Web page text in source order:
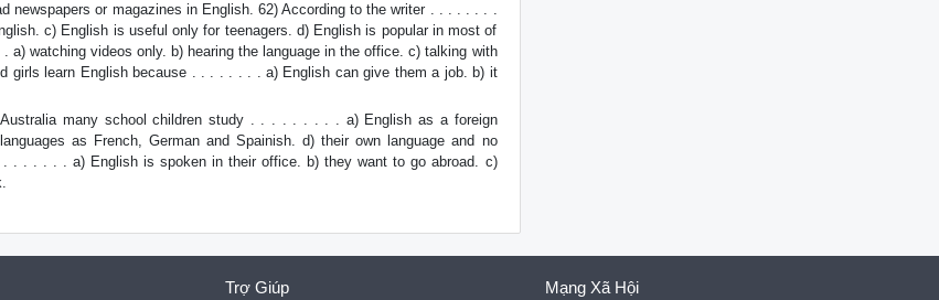
newspapers or magazines in English. 62) According to the writer . . . . . . . .
c) English is useful only for teenagers. d) English is popular in most of
watching videos only. b) hearing the language in the office. c) talking with
girls learn English because . . . . . . . . a) English can give them a job. b) it
many school children study . . . . . . . . . a) English as a foreign
as French, German and Spainish. d) their own language and no
. . . . . . a) English is spoken in their office. b) they want to go abroad. c)
Trợ Giúp Mạng Xã Hội